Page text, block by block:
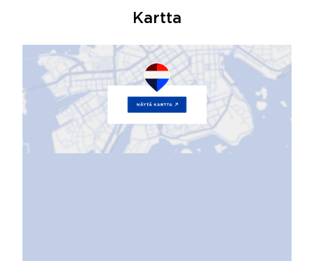
Kartta